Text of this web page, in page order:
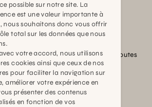
exclusives, nos conseils pratiques et toutes
possible sur notre site. La
est une valeur importante à
nous souhaitons donc vous offrir
total sur les données que nous
votre accord, nous utilisons
cookies ainsi que ceux de nos
pour faciliter la navigation sur
améliorer votre expérience en
présenter des contenus
en fonction de vos